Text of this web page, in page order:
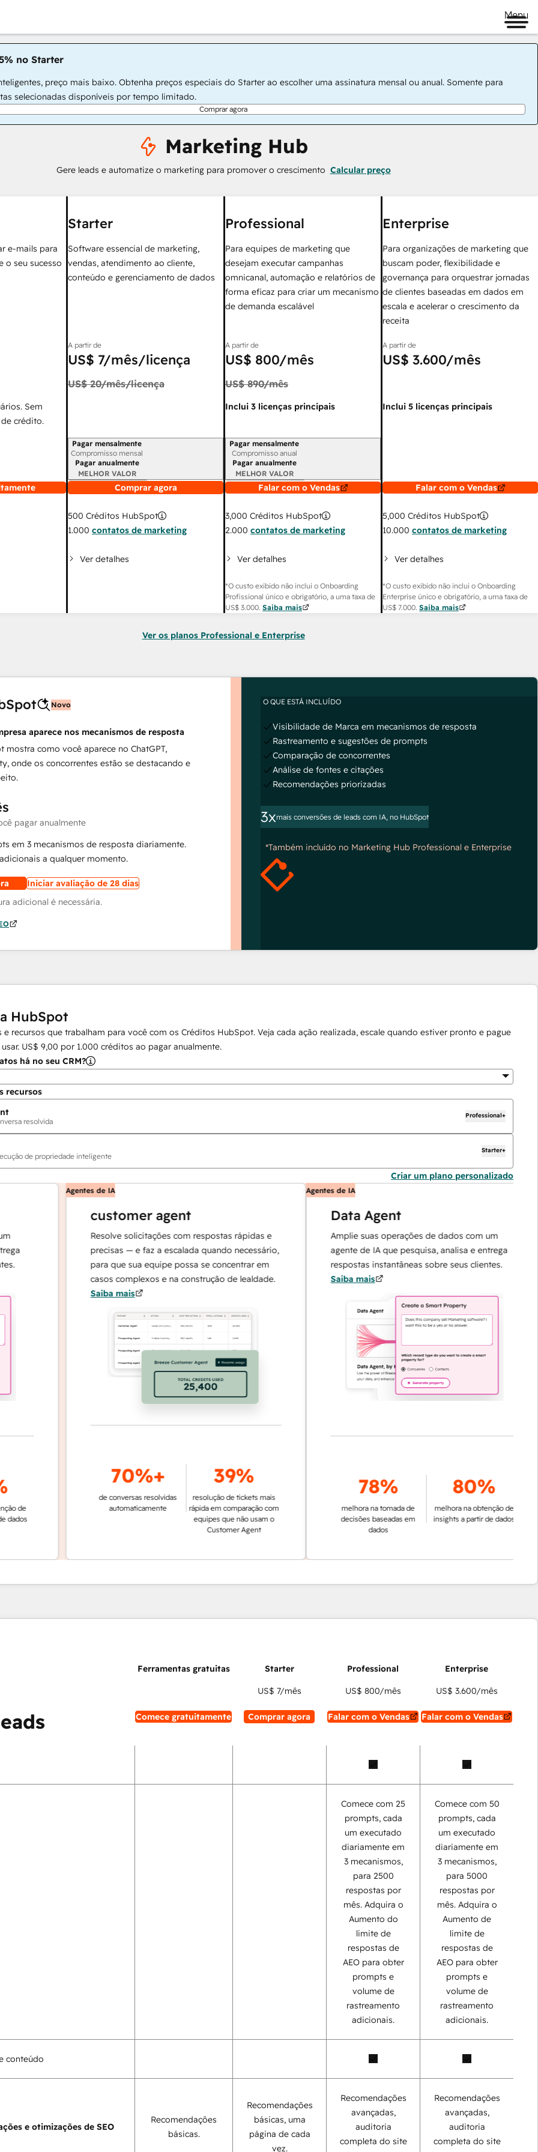
Menu
no Starter
preço mais baixo. Obtenha preços especiais do Starter ao escolher uma assinatura mensal ou anual. Somente para
selecionadas disponíveis por tempo limitado.
Comprar agora
Marketing Hub
Gere leads e automatize o marketing para promover o crescimento Calcular preço
e-mails para
o seu sucesso
Sem
crédito.
Starter
Software essencial de marketing,
vendas, atendimento ao cliente,
conteúdo e gerenciamento de dados
A partir de
US$ 7/mês/licença
US$ 20/mês/licença
Período de cobrança
Pagar mensalmente
Compromisso mensal
Pagar anualmente
MELHOR VALOR
Comprar agora
500 Créditos HubSpot
1.000 contatos de marketing
Ver detalhes
Professional
Para equipes de marketing que
desejam executar campanhas
omnicanal, automação e relatórios de
forma eficaz para criar um mecanismo
de demanda escalável
A partir de
US$ 800/mês
US$ 890/mês
Inclui 3 licenças principais
Período de cobrança
Pagar mensalmente
Compromisso anual
Pagar anualmente
MELHOR VALOR
Falar com o Vendas
3,000 Créditos HubSpot
2.000 contatos de marketing
Ver detalhes
*O custo exibido não inclui o Onboarding
Profissional único e obrigatório, a uma taxa de
US$ 3.000. Saiba mais
Enterprise
Para organizações de marketing que
buscam poder, flexibilidade e
governança para orquestrar jornadas
de clientes baseadas em dados em
escala e acelerar o crescimento da
receita
A partir de
US$ 3.600/mês
Inclui 5 licenças principais
Falar com o Vendas
5,000 Créditos HubSpot
10.000 contatos de marketing
Ver detalhes
*O custo exibido não inclui o Onboarding
Enterprise único e obrigatório, a uma taxa de
US$ 7.000. Saiba mais
Ver os planos Professional e Enterprise
Novo
aparece nos mecanismos de resposta
mostra como você aparece no ChatGPT,
onde os concorrentes estão se destacando e
pagar anualmente
em 3 mecanismos de resposta diariamente.
a qualquer momento.
Iniciar avaliação de 28 dias
adicional é necessária.
O QUE ESTÁ INCLUÍDO
Visibilidade de Marca em mecanismos de resposta
Rastreamento e sugestões de prompts
Comparação de concorrentes
Análise de fontes e citações
Recomendações priorizadas
3xmais conversões de leads com IA, no HubSpot
*Também incluído no Marketing Hub Professional e Enterprise
HubSpot
e recursos que trabalham para você com os Créditos HubSpot. Veja cada ação realizada, escale quando estiver pronto e pague
US$ 9,00 por 1.000 créditos ao pagar anualmente.
há no seu CRM?
recursos
resolvida
Professional+
de propriedade inteligente
Starter+
Criar um plano personalizado
Agentes de IA
customer agent
Resolve solicitações com respostas rápidas e
precisas — e faz a escalada quando necessário,
para que sua equipe possa se concentrar em
casos complexos e na construção de lealdade.
Saiba mais
70%+
de conversas resolvidas
automaticamente
39%
resolução de tickets mais
rápida em comparação com
equipes que não usam o
Customer Agent
Agentes de IA
Data Agent
Amplie suas operações de dados com um
agente de IA que pesquisa, analisa e entrega
respostas instantâneas sobre seus clientes.
Saiba mais
78%
melhora na tomada de
decisões baseadas em
80%
melhora na obtenção de
insights a partir de dados
Comece gratuitamente
US$ 7/mês
Comprar agora
US$ 800/mês
Falar com o Vendas
US$ 3.600/mês
Falar com o Vendas
Comece com 25
prompts, cada
um executado
diariamente em
3 mecanismos,
para 2500
respostas por
mês. Adquira o
Aumento do
limite de
respostas de
AEO para obter
prompts e
volume de
rastreamento
adicionais.
Comece com 50
prompts, cada
um executado
diariamente em
3 mecanismos,
para 5000
respostas por
mês. Adquira o
Aumento de
limite de
respostas de
AEO para obter
prompts e
volume de
rastreamento
adicionais.
conteúdo
e otimizações de SEO
Recomendações
básicas.
Recomendações
básicas, uma
página de cada
vez.
Recomendações
avançadas,
auditoria
completa do site
Recomendações
avançadas,
auditoria
completa do site